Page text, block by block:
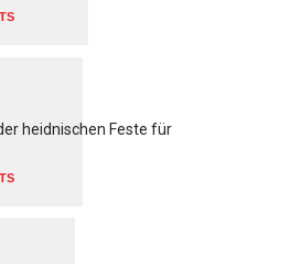
heidnischen Feste für